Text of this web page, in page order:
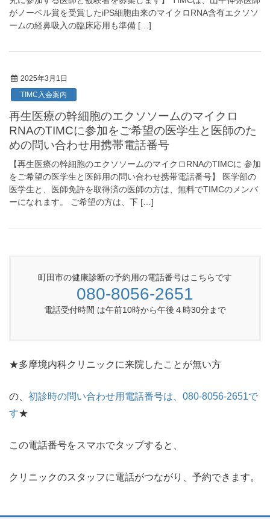
がノーベル賞を受賞したiPS細胞由来のマイクロRNA含有エクソソ
ームの経鼻吸入の臨床応用も準備 […]
2025年3月1日
TIMC入会案内
再生医療の幹細胞のエクソソームのマイクロ
RNAのTIMCに参加をご希望の医学生と医師のた
めの問い合わせ用携帯電話番号
【再生医療の幹細胞のエクソソームのマイクロRNAのTIMCに 参加
をご希望の医学生と医師用の問い合わせ携帯電話番号】 医学部の
医学生と、医師免許を取得済の医師の方は、無料でTIMCのメンバ
ーになれます。 ご希望の方は、下 […]
町田市の健康診断の予約用の電話番号はこちらです
080-8056-2651
電話受付時間 は午前10時から午後４時30分まで
★多摩境内科クリニックに来院したことが無い方
の、 初診時の問い合わせ用電話番号は、080-8056-2651で
す★
この電話番号をスマホでタップすると、
クリニックのスタッフに電話がつながり、予約できます。